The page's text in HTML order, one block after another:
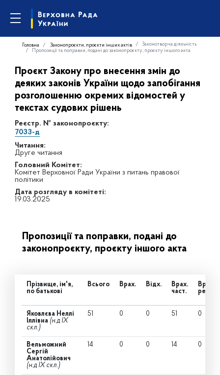
Головна Законопроєкти, проєкти інших актів
Законотворча діяльність
Пропозиції та поправки, подані до законопроєкту, проєкту іншого акта
Проєкт Закону про внесення змін до
деяких законів України щодо запобігання
розголошенню окремих відомостей у
текстах судових рішень
Реєстр. № законопроєкту:
7033-д
Читання:
Друге читання
Головний Комітет:
Комітет Верховної Ради України з питань правової
політики
Дата розгляду в комітеті:
19.03.2025
Пропозиції та поправки, подані до
законопроєкту, проєкту іншого акта
Прізвище, ім'я,
по батькові
Всього Врах. Відх.
Врах.
част.
Врах.
ред.
Яковлєва Неллі
Іллівна (н.д IX
скл.)
51 0 0 51 0
Вельможний
Сергій
Анатолійович
(н.д IX скл.)
14 0 0 14 0